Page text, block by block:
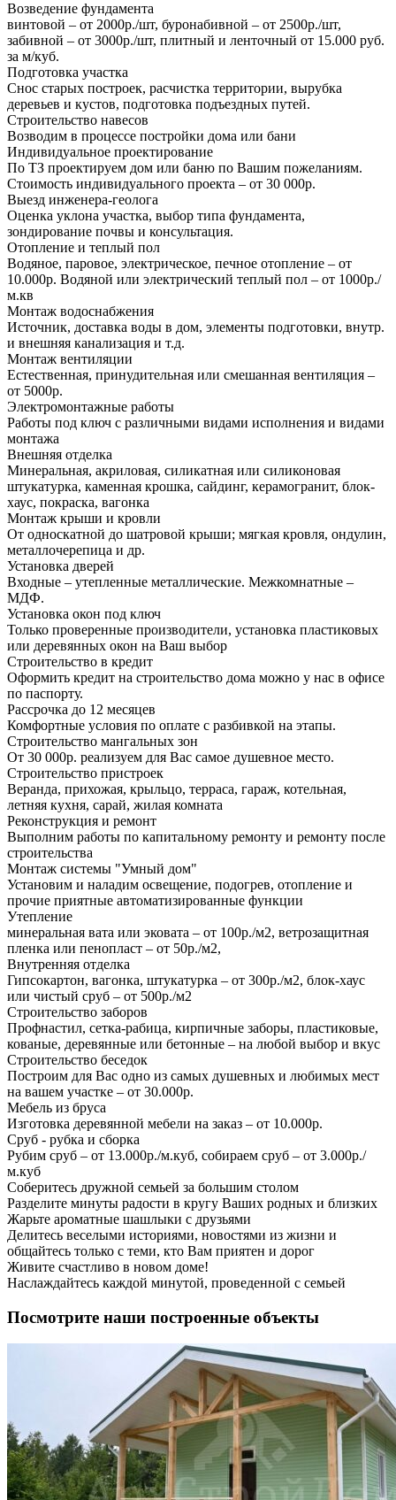
Возведение фундамента
винтовой – от 2000р./шт, буронабивной – от 2500р./шт,
забивной – от 3000р./шт, плитный и ленточный от 15.000 руб.
за м/куб.
Подготовка участка
Снос старых построек, расчистка территории, вырубка
деревьев и кустов, подготовка подъездных путей.
Строительство навесов
Возводим в процессе постройки дома или бани
Индивидуальное проектирование
По ТЗ проектируем дом или баню по Вашим пожеланиям.
Стоимость индивидуального проекта – от 30 000р.
Выезд инженера-геолога
Оценка уклона участка, выбор типа фундамента,
зондирование почвы и консультация.
Отопление и теплый пол
Водяное, паровое, электрическое, печное отопление – от
10.000р. Водяной или электрический теплый пол – от 1000р./
м.кв
Монтаж водоснабжения
Источник, доставка воды в дом, элементы подготовки, внутр.
и внешняя канализация и т.д.
Монтаж вентиляции
Естественная, принудительная или смешанная вентиляция –
от 5000р.
Электромонтажные работы
Работы под ключ с различными видами исполнения и видами
монтажа
Внешняя отделка
Минеральная, акриловая, силикатная или силиконовая
штукатурка, каменная крошка, сайдинг, керамогранит, блок-
хаус, покраска, вагонка
Монтаж крыши и кровли
От односкатной до шатровой крыши; мягкая кровля, ондулин,
металлочерепица и др.
Установка дверей
Входные – утепленные металлические. Межкомнатные –
МДФ.
Установка окон под ключ
Только проверенные производители, установка пластиковых
или деревянных окон на Ваш выбор
Строительство в кредит
Оформить кредит на строительство дома можно у нас в офисе
по паспорту.
Рассрочка до 12 месяцев
Комфортные условия по оплате с разбивкой на этапы.
Строительство мангальных зон
От 30 000р. реализуем для Вас самое душевное место.
Строительство пристроек
Веранда, прихожая, крыльцо, терраса, гараж, котельная,
летняя кухня, сарай, жилая комната
Реконструкция и ремонт
Выполним работы по капитальному ремонту и ремонту после
строительства
Монтаж системы "Умный дом"
Установим и наладим освещение, подогрев, отопление и
прочие приятные автоматизированные функции
Утепление
минеральная вата или эковата – от 100р./м2, ветрозащитная
пленка или пенопласт – от 50р./м2,
Внутренняя отделка
Гипсокартон, вагонка, штукатурка – от 300р./м2, блок-хаус
или чистый сруб – от 500р./м2
Строительство заборов
Профнастил, сетка-рабица, кирпичные заборы, пластиковые,
кованые, деревянные или бетонные – на любой выбор и вкус
Строительство беседок
Построим для Вас одно из самых душевных и любимых мест
на вашем участке – от 30.000р.
Мебель из бруса
Изготовка деревянной мебели на заказ – от 10.000р.
Сруб - рубка и сборка
Рубим сруб – от 13.000р./м.куб, собираем сруб – от 3.000р./
м.куб
Соберитесь дружной семьей за большим столом
Разделите минуты радости в кругу Ваших родных и близких
Жарьте ароматные шашлыки с друзьями
Делитесь веселыми историями, новостями из жизни и
общайтесь только с теми, кто Вам приятен и дорог
Живите счастливо в новом доме!
Наслаждайтесь каждой минутой, проведенной с семьей
Посмотрите наши построенные объекты